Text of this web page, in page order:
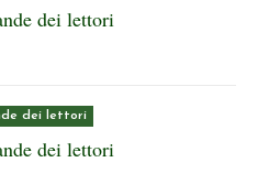
dei lettori
dei lettori
dei lettori